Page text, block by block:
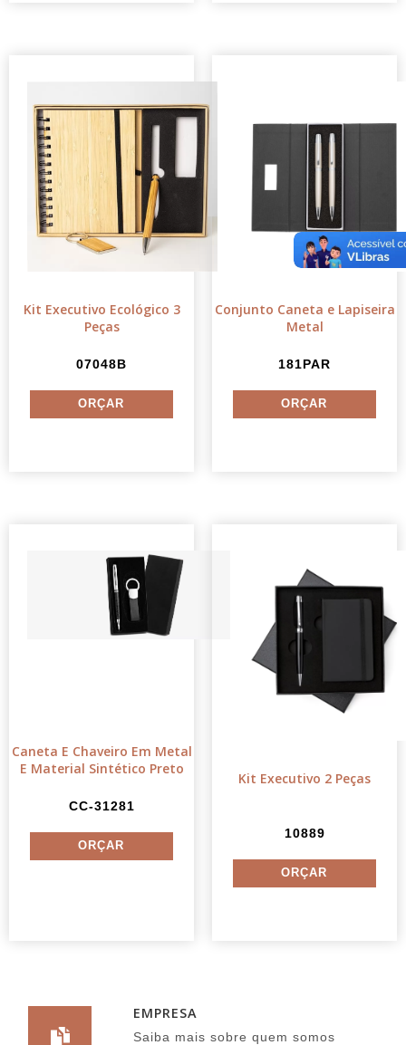
Kit Executivo Ecológico 3
Peças
07048B
Conjunto Caneta e Lapiseira
Metal
181PAR
Caneta E Chaveiro Em Metal
E Material Sintético Preto
CC-31281
Kit Executivo 2 Peças
10889
EMPRESA
Saiba mais sobre quem somos